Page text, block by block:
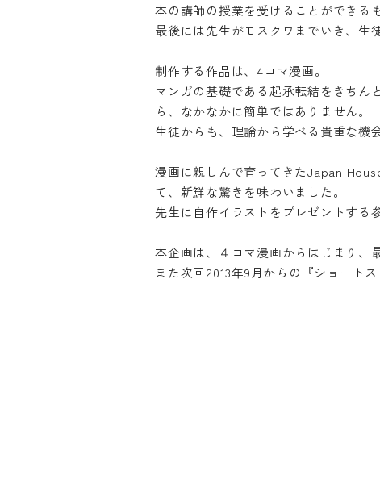
本の講師の授業を受けることができる
最後には先生がモスクワまでいき、生
制作する作品は、4コマ漫画。
マンガの基礎である起承転結をきちん
ら、なかなかに簡単ではありません。
生徒からも、理論から学べる貴重な機
漫画に親しんで育ってきたJapan
て、新鮮な驚きを味わいました。
先生に自作イラストをプレゼントする
本企画は、４コマ漫画からはじまり、
また次回2013年9月からの『ショート